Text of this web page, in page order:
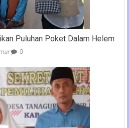
Puluhan Poket Dalam Helem
0